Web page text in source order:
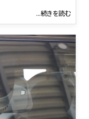
...続きを読む